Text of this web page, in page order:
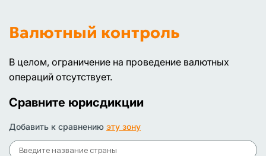
Валютный контроль
В целом, ограничение на проведение валютных
операций отсутствует.
Сравните юрисдикции
Добавить к сравнению эту зону